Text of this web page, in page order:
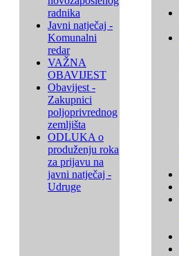
radnika
Javni natječaj -
Komunalni
redar
VAŽNA
OBAVIJEST
Obavijest -
Zakupnici
poljoprivrednog
zemljišta
ODLUKA o
produženju roka
za prijavu na
javni natječaj -
Udruge